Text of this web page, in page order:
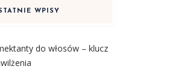
WPISY
do włosów – klucz